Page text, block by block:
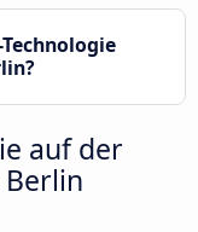
auf der